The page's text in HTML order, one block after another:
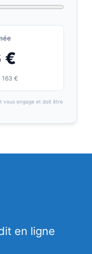
€
163 €
vous engage et doit être
en ligne